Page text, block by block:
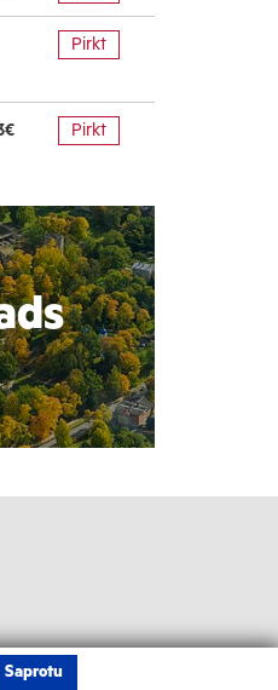
Pirkt
Pirkt
Saprotu